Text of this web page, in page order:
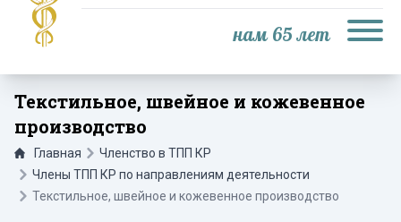
нам 65 лет
Текстильное, швейное и кожевенное
производство
Главная
Членство в ТПП КР
Члены ТПП КР по направлениям деятельности
Текстильное, швейное и кожевенное производство